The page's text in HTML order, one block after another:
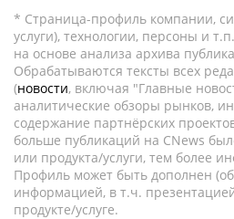
* Страница-профиль компании,
услуги), технологии, персоны и
на основе анализа архива
Обрабатываются тексты всех
(новости, включая "Главные
аналитические обзоры рынков,
содержание партнёрских
больше публикаций на CNews
или продукта/услуги, тем более
Профиль может быть дополнен
информацией, в т.ч.
продукте/услуге.